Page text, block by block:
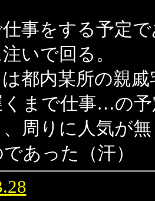
事をする予定
いで回る。
都内某所の親
くまで仕事…の
周りに人気が
あった（汗）